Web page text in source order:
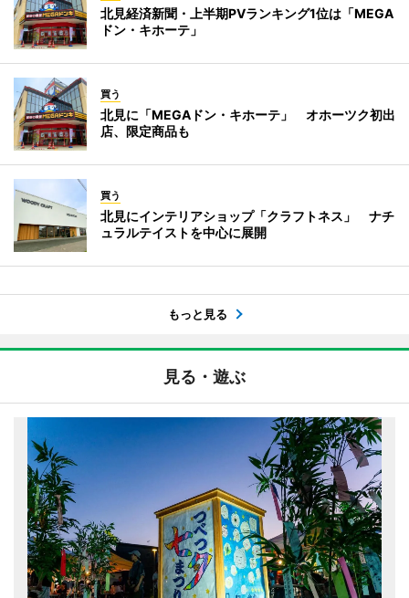
北見経済新聞・上半期PVランキング1位は「MEGA
ドン・キホーテ」
買う
北見に「MEGAドン・キホーテ」 オホーツク初出
店、限定商品も
買う
北見にインテリアショップ「クラフトネス」 ナチ
ュラルテイストを中心に展開
もっと見る
見る・遊ぶ